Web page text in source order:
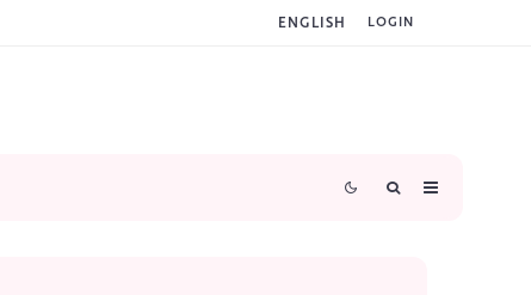
ENGLISH LOGIN